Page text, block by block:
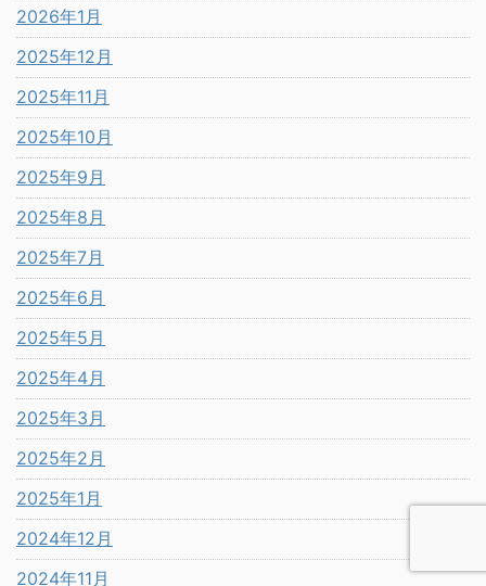
2026年1月
2025年12月
2025年11月
2025年10月
2025年9月
2025年8月
2025年7月
2025年6月
2025年5月
2025年4月
2025年3月
2025年2月
2025年1月
2024年12月
2024年11月